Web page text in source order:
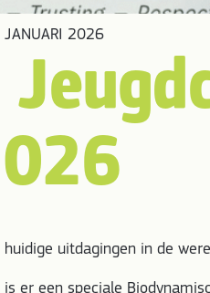
JANUARI 2026
uitdagingen in de
er een speciale